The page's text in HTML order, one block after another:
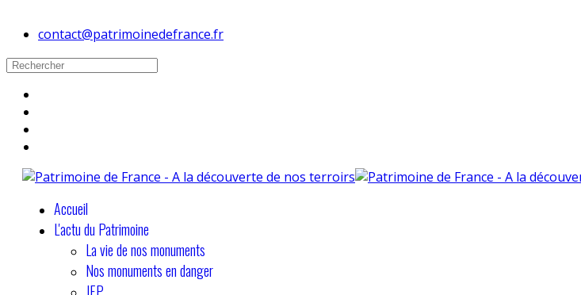
contact@patrimoinedefrance.fr
Accueil
L'actu du Patrimoine
La vie de nos monuments
Nos monuments en danger